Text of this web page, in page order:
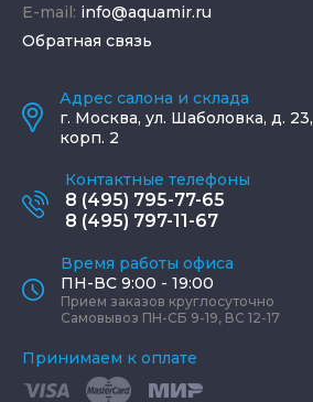
E-mail: info@aquamir.ru
Обратная связь
Адрес салона и склада
г. Москва, ул. Шаболовка, д. 23,
корп. 2
Контактные телефоны
8 (495) 795-77-65
8 (495) 797-11-67
Время работы офиса
ПН-ВС 9:00 - 19:00
Прием заказов круглосуточно
Самовывоз ПН-СБ 9-19, ВС 12-17
Принимаем к оплате